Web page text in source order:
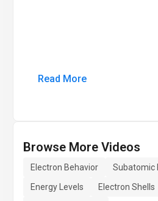
Read More
Browse More Videos
Electron Behavior Subatomic
Energy Levels
Electron Shells